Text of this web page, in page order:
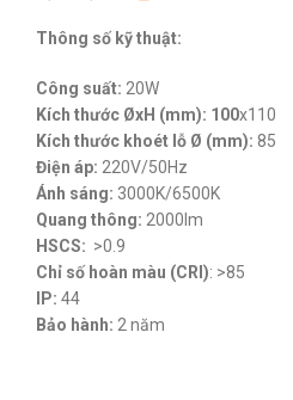
Thông số kỹ thuật:
Công suất: 20W
Kích thước ØxH (mm): 100x110
Kích thước khoét lỗ Ø (mm): 85
Điện áp: 220V/50Hz
Ánh sáng: 3000K/6500K
Quang thông: 2000lm
HSCS: >0.9
Chỉ số hoàn màu (CRI): >85
IP: 44
Bảo hành: 2 năm